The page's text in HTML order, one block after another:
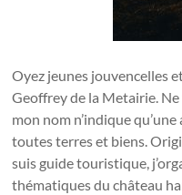
Oyez jeunes jouvencelles
Geoffrey de la Metairie.
mon nom n’indique
toutes terres et biens.
suis guide touristique,
thématiques du château